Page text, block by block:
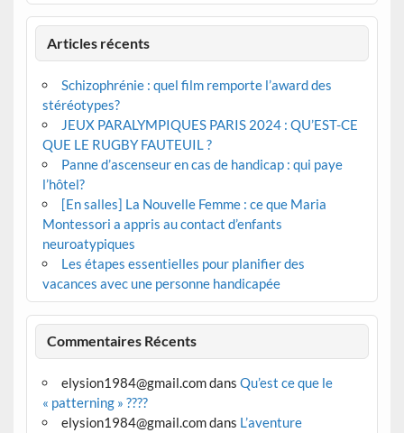
Articles récents
Schizophrénie : quel film remporte l’award des
stéréotypes?
JEUX PARALYMPIQUES PARIS 2024 : QU’EST-CE
QUE LE RUGBY FAUTEUIL ?
Panne d’ascenseur en cas de handicap : qui paye
l’hôtel?
[En salles] La Nouvelle Femme : ce que Maria
Montessori a appris au contact d’enfants
neuroatypiques
Les étapes essentielles pour planifier des
vacances avec une personne handicapée
Commentaires Récents
elysion1984@gmail.comdans Qu’est ce que le
« patterning » ????
elysion1984@gmail.comdans L’aventure